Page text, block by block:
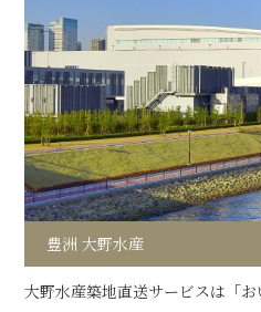
豊洲 大野水産
大野水産築地直送サービスは「